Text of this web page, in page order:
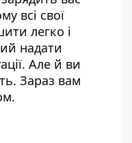
всі свої
легко і
надати
Але й ви
Зараз вам